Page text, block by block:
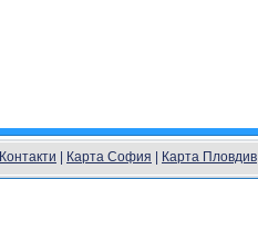
Контакти Карта София Карта Пловдив